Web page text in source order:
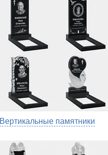
Вертикальные памятники